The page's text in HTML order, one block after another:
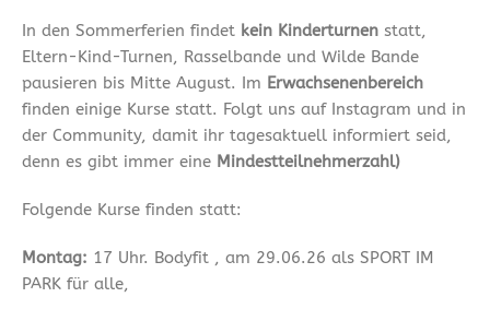
In den Sommerferien findet kein Kinderturnen statt,
Eltern-Kind-Turnen, Rasselbande und Wilde Bande
pausieren bis Mitte August. Im Erwachsenenbereich
finden einige Kurse statt. Folgt uns auf Instagram und in
der Community, damit ihr tagesaktuell informiert seid,
denn es gibt immer eine Mindestteilnehmerzahl)
Folgende Kurse finden statt:
Montag: 17 Uhr. Bodyfit , am 29.06.26 als SPORT IM
PARK für alle,